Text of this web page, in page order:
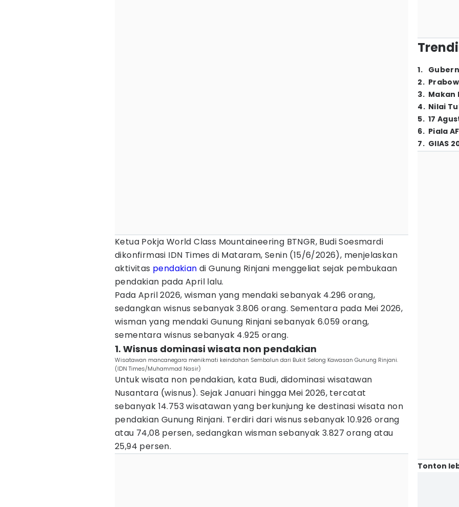
Ketua Pokja World Class Mountaineering BTNGR, Budi Soesmardi
dikonfirmasi IDN Times di Mataram, Senin (15/6/2026), menjelaskan
aktivitas pendakian di Gunung Rinjani menggeliat sejak pembukaan
pendakian pada April lalu.
Pada April 2026, wisman yang mendaki sebanyak 4.296 orang,
sedangkan wisnus sebanyak 3.806 orang. Sementara pada Mei 2026,
wisman yang mendaki Gunung Rinjani sebanyak 6.059 orang,
sementara wisnus sebanyak 4.925 orang.
1. Wisnus dominasi wisata non pendakian
Wisatawan mancanegara menikmati keindahan Sembalun dari Bukit Selong Kawasan Gunung Rinjani.
(IDN Times/Muhammad Nasir)
Untuk wisata non pendakian, kata Budi, didominasi wisatawan
Nusantara (wisnus). Sejak Januari hingga Mei 2026, tercatat
sebanyak 14.753 wisatawan yang berkunjung ke destinasi wisata non
pendakian Gunung Rinjani. Terdiri dari wisnus sebanyak 10.926 orang
atau 74,08 persen, sedangkan wisman sebanyak 3.827 orang atau
25,94 persen.
1.
2.
3. Makan
4. Nilai
5. 17
6. Piala
7. GIIAS
Tonton